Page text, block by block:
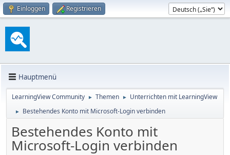
Einloggen Registrieren
Hauptmenü
LearningView Community ► Themen ► Unterrichten mit LearningView
► Bestehendes Konto mit Microsoft-Login verbinden
Bestehendes Konto mit
Microsoft-Login verbinden